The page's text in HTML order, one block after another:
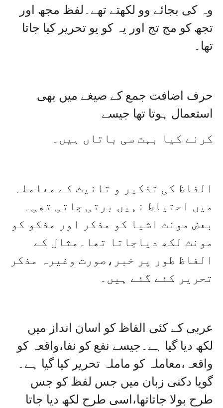
وہ کی بجائے وو لکھتے تھے۔لفظ مجھ اور
تجھ کو مج تج اور یہ کو یو تحریر کیا جاتا
تھا۔
حرف اضافت جمع کے صیغے میں بھی
استعمال ہوتا تھا جیسے
کرنے کیا بہت سی باتاں ہیں۔
الفاظ کی تذکیر و تانیث کے معاملہ
میں احتیاط نہیں برتی جاتی تھی۔
بعض مونث اشیا کو مذکر اور مذکو کو
مونث لکھ دیاجاتا تھا۔مثال کے
الفاظ طور پر خبر،صورت وغیرہ مذکر
تحریر کئے گئے ہیں۔
عربی کے کئی الفاظ کو اسان انداز میں
لکھ دیا گیا ہے۔جیسے نفع کو نفا،واقعہ کو
واقعہ،معاملہ کو ماملہ تحریر کیا گیا ہے۔
گویا دکنی زبان میں جس لفظ کو جس
طرح بولا جاتاتھا،اسی طرح لکھ دیا جاتا